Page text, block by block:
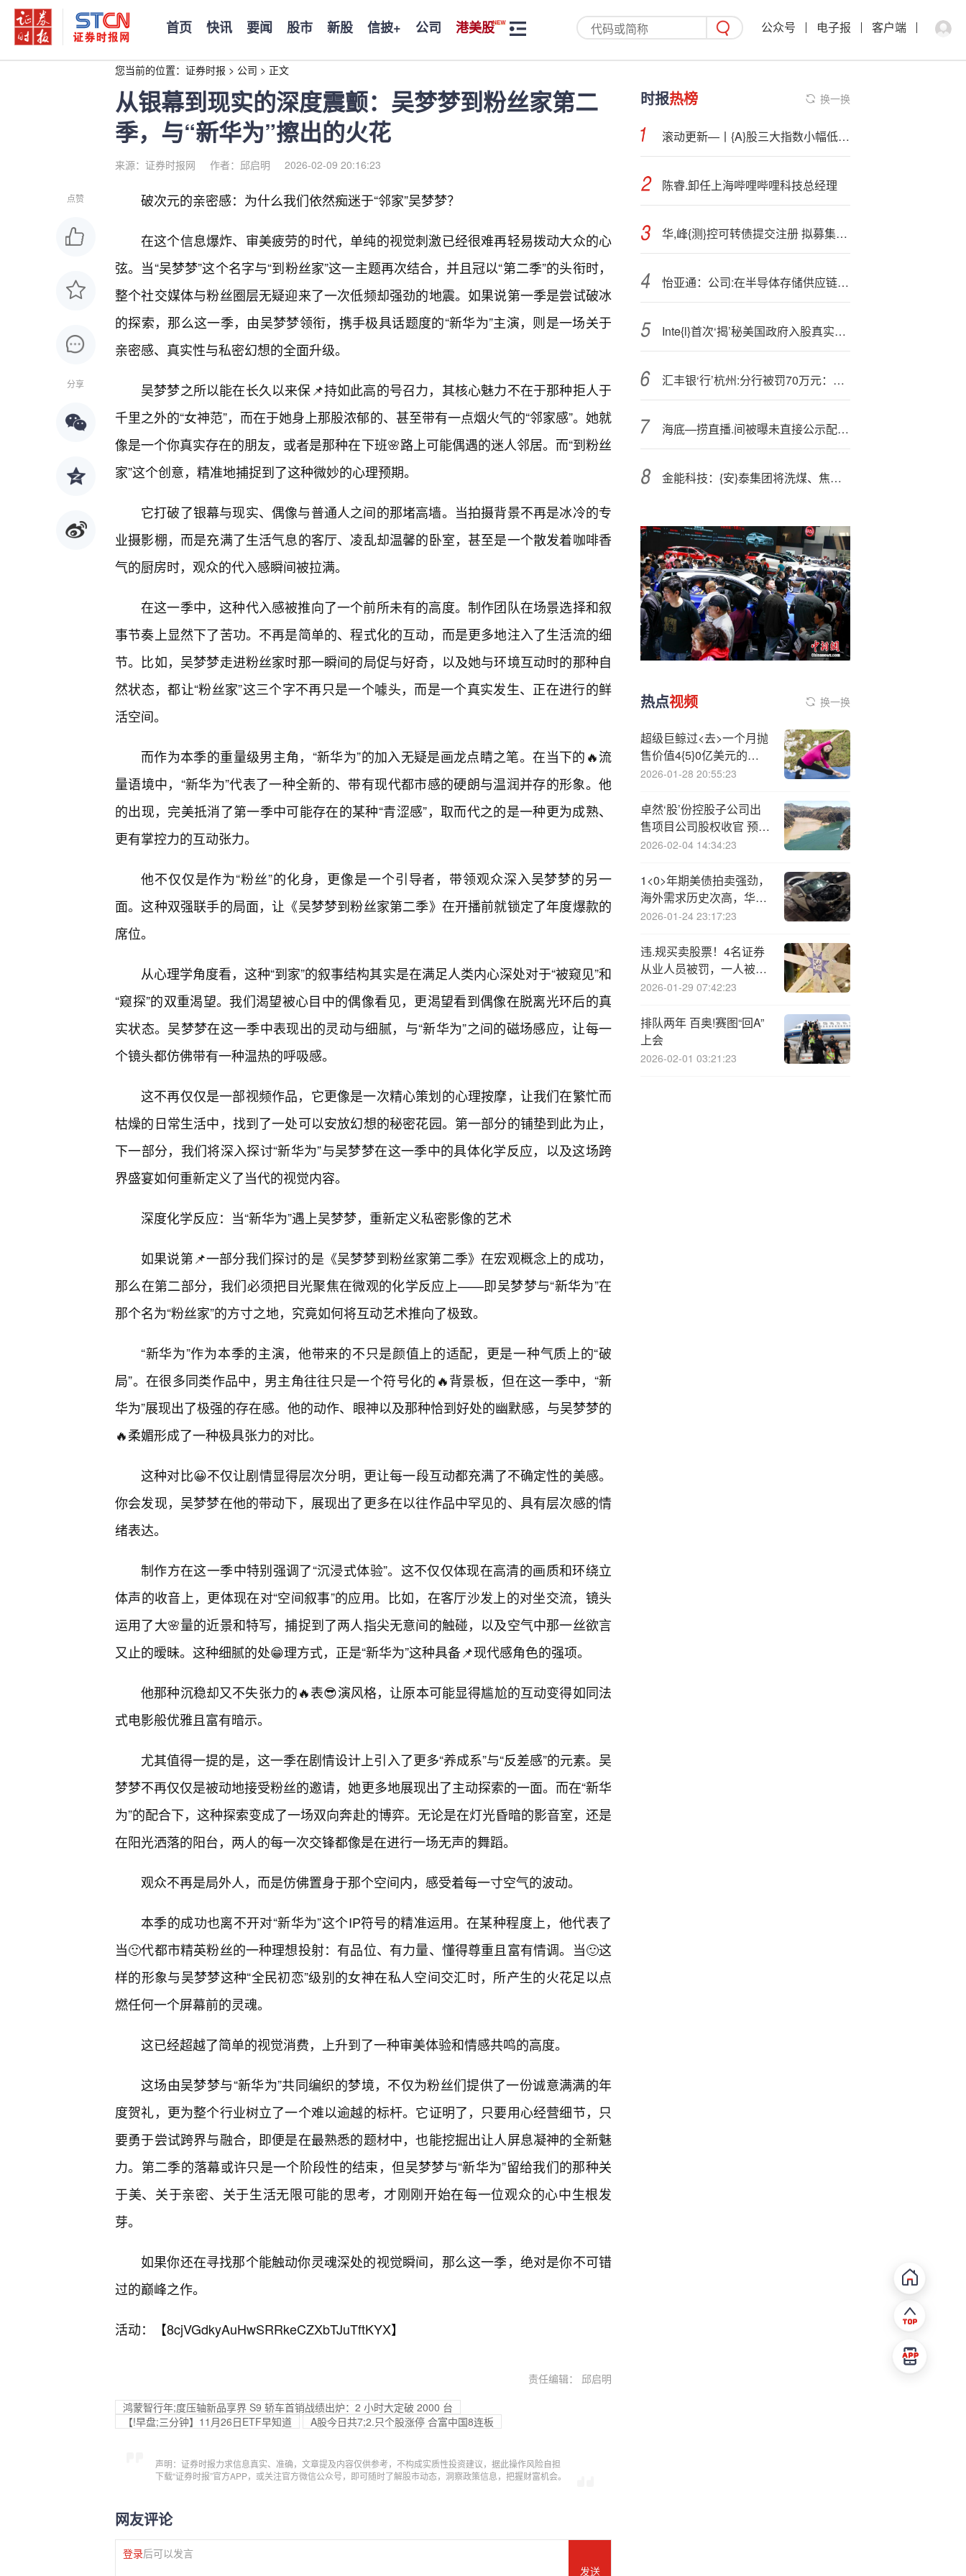
首页 快讯 要闻 股市 新股 信披+ 公司 港美股 公众号 电子报 客户端
您当前的位置： 证券时报 > 公司 > 正文
从银幕到现实的深度震颤：吴梦梦到粉丝家第二
季，与“新华为”擦出的火花
来源：证券时报网 作者：邱启明 2026-02-09 20:16:23
点赞
分享
破次元的亲密感：为什么我们依然痴迷于“邻家”吴梦梦？
在这个信息爆炸、审美疲劳的时代，单纯的视觉刺激已经很难再轻易拨动大众的心
弦。当“吴梦梦”这个名字与“到粉丝家”这一主题再次结合，并且冠以“第二季”的头衔时，
整个社交媒体与粉丝圈层无疑迎来了一次低频却强劲的地震。如果说第一季是尝试破冰
的探索，那么这一季，由吴梦梦领衔，携手极具话题度的“新华为”主演，则是一场关于
亲密感、真实性与私密幻想的全面升级。
吴梦梦之所以能在长久以来保📌持如此高的号召力，其核心魅力不在于那种拒人于
千里之外的“女神范”，而在于她身上那股浓郁的、甚至带有一点烟火气的“邻家感”。她就
像是一个你真实存在的朋友，或者是那种在下班🌸路上可能偶遇的迷人邻居。而“到粉丝
家”这个创意，精准地捕捉到了这种微妙的心理预期。
它打破了银幕与现实、偶像与普通人之间的那堵高墙。当拍摄背景不再是冰冷的专
业摄影棚，而是充满了生活气息的客厅、凌乱却温馨的卧室，甚至是一个散发着咖啡香
气的厨房时，观众的代入感瞬间被拉满。
在这一季中，这种代入感被推向了一个前所未有的高度。制作团队在场景选择和叙
事节奏上显然下了苦功。不再是简单的、程式化的互动，而是更多地注入了生活流的细
节。比如，吴梦梦走进粉丝家时那一瞬间的局促与好奇，以及她与环境互动时的那种自
然状态，都让“粉丝家”这三个字不再只是一个噱头，而是一个真实发生、正在进行的鲜
活空间。
而作为本季的重量级男主角，“新华为”的加入无疑是画龙点睛之笔。在当下的🔥流
量语境中，“新华为”代表了一种全新的、带有现代都市感的硬朗与温润并存的形象。他
的出现，完美抵消了第一季中可能存在的某种“青涩感”，取而代之的是一种更为成熟、
更有掌控力的互动张力。
他不仅仅是作为“粉丝”的化身，更像是一个引导者，带领观众深入吴梦梦的另一
面。这种双强联手的局面，让《吴梦梦到粉丝家第二季》在开播前就锁定了年度爆款的
席位。
从心理学角度看，这种“到家”的叙事结构其实是在满足人类内心深处对于“被窥见”和
“窥探”的双重渴望。我们渴望被心目中的偶像看见，更渴望看到偶像在脱离光环后的真
实状态。吴梦梦在这一季中表现出的灵动与细腻，与“新华为”之间的磁场感应，让每一
个镜头都仿佛带有一种温热的呼吸感。
这不再仅仅是一部视频作品，它更像是一次精心策划的心理按摩，让我们在繁忙而
枯燥的日常生活中，找到了一处可以安放幻想的秘密花园。第一部分的铺垫到此为止，
下一部分，我们将深入探讨“新华为”与吴梦梦在这一季中的具体化学反应，以及这场跨
界盛宴如何重新定义了当代的视觉内容。
深度化学反应：当“新华为”遇上吴梦梦，重新定义私密影像的艺术
如果说第📌一部分我们探讨的是《吴梦梦到粉丝家第二季》在宏观概念上的成功，
那么在第二部分，我们必须把目光聚焦在微观的化学反应上——即吴梦梦与“新华为”在
那个名为“粉丝家”的方寸之地，究竟如何将互动艺术推向了极致。
“新华为”作为本季的主演，他带来的不只是颜值上的适配，更是一种气质上的“破
局”。在很多同类作品中，男主角往往只是一个符号化的🔥背景板，但在这一季中，“新
华为”展现出了极强的存在感。他的动作、眼神以及那种恰到好处的幽默感，与吴梦梦的
🔥柔媚形成了一种极具张力的对比。
这种对比😀不仅让剧情显得层次分明，更让每一段互动都充满了不确定性的美感。
你会发现，吴梦梦在他的带动下，展现出了更多在以往作品中罕见的、具有层次感的情
绪表达。
制作方在这一季中特别强调了“沉浸式体验”。这不仅仅体现在高清的画质和环绕立
体声的收音上，更体现在对“空间叙事”的应用。比如，在客厅沙发上的对坐交流，镜头
运用了大🌸量的近景和特写，捕捉到了两人指尖无意间的触碰，以及空气中那一丝欲言
又止的暧昧。这种细腻的处😁理方式，正是“新华为”这种具备📌现代感角色的强项。
他那种沉稳却又不失张力的🔥表😎演风格，让原本可能显得尴尬的互动变得如同法
式电影般优雅且富有暗示。
尤其值得一提的是，这一季在剧情设计上引入了更多“养成系”与“反差感”的元素。吴
梦梦不再仅仅是被动地接受粉丝的邀请，她更多地展现出了主动探索的一面。而在“新华
为”的配合下，这种探索变成了一场双向奔赴的博弈。无论是在灯光昏暗的影音室，还是
在阳光洒落的阳台，两人的每一次交锋都像是在进行一场无声的舞蹈。
观众不再是局外人，而是仿佛置身于那个空间内，感受着每一寸空气的波动。
本季的成功也离不开对“新华为”这个IP符号的精准运用。在某种程度上，他代表了
当🙂代都市精英粉丝的一种理想投射：有品位、有力量、懂得尊重且富有情调。当🙂这
样的形象与吴梦梦这种“全民初恋”级别的女神在私人空间交汇时，所产生的火花足以点
燃任何一个屏幕前的灵魂。
这已经超越了简单的视觉消费，上升到了一种审美体验和情感共鸣的高度。
这场由吴梦梦与“新华为”共同编织的梦境，不仅为粉丝们提供了一份诚意满满的年
度贺礼，更为整个行业树立了一个难以逾越的标杆。它证明了，只要用心经营细节，只
要勇于尝试跨界与融合，即便是在最熟悉的题材中，也能挖掘出让人屏息凝神的全新魅
力。第二季的落幕或许只是一个阶段性的结束，但吴梦梦与“新华为”留给我们的那种关
于美、关于亲密、关于生活无限可能的思考，才刚刚开始在每一位观众的心中生根发
芽。
如果你还在寻找那个能触动你灵魂深处的视觉瞬间，那么这一季，绝对是你不可错
过的巅峰之作。
活动：【8cjVGdkyAuHwSRRkeCZXbTJuTftKYX】
责任编辑： 邱启明
鸿蒙智行年;度压轴新品享界 S9 轿车首销战绩出炉：2 小时大定破 2000 台
【!早盘;三分钟】11月26日ETF早知道
A股今日共7;2.只个股涨停 合富中国8连板
声明：证券时报力求信息真实、准确，文章提及内容仅供参考，不构成实质性投资建议，据此操作风险自担
下载“证券时报”官方APP，或关注官方微信公众号，即可随时了解股市动态，洞察政策信息，把握财富机会。
网友评论
登录后可以发言
发送
时报热榜 换一换
滚动更新—丨{A}股三大指数小幅低开，贵金属、CPO概念等跌幅居前
陈睿.卸任上海哔哩哔哩科技总经理
华,峰{测}控可转债提交注册 拟募集资金7.49亿元
怡亚通：公司:在半导体存储供应链产业链已经形成闭环布局
Inte{l}首次‘揭’秘美国政府入股真实原因：为阻止其放弃晶圆代工业务
汇丰银‘行’杭州:分行被罚70万元：协助监督委托贷款资金使用不到位等
海底—捞直播.间被曝未直接公示配料表，官方暂无回应
金能科技：{安}泰集团将洗煤、焦化、化工、特钢、矿渣粉等行业科学有机地组合为一体，形成了独特的循环经济模式
热点视频 换一换
超级巨鲸过<去>一个月抛
售价值4{5}0亿美元的比
特币 市场还在寻底
2026-01-28 20:55:23
卓然‘股’份控股子公司出
售项目公司股权收官 预计
增利1.4亿元
2026-02-04 14:34:23
1<0>年期美债拍卖强劲，
海外需求历史次高，华尔
街大行几乎被拒之门外
2026-01-24 23:17:23
违.规买卖股票！4名证券
从业人员被罚，一人被罚
没1.59亿元
2026-01-29 07:42:23
排队两年 百奥!赛图“回A”
上会
2026-02-01 03:21:23